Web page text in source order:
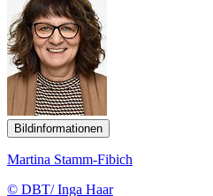
Bildinformationen
Martina Stamm-Fibich
© DBT/ Inga Haar